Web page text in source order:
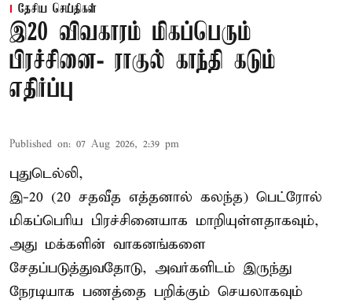
தேசிய செய்திகள்
இ20 விவகாரம் மிகப்பெரும்
பிரச்சினை- ராகுல் காந்தி கடும்
எதிர்ப்பு
Published on: 07 Aug 2026, 2:39 pm
புதுடெல்லி,
இ-20 (20 சதவீத எத்தனால் கலந்த) பெட்ரோல்
மிகப்பெரிய பிரச்சினையாக மாறியுள்ளதாகவும்,
அது மக்களின் வாகனங்களை
சேதப்படுத்துவதோடு, அவர்களிடம் இருந்து
நேரடியாக பணத்தை பறிக்கும் செயலாகவும்